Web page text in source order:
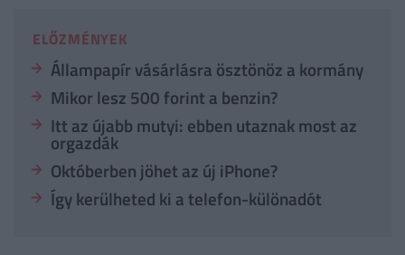
ELŐZMÉNYEK
Állampapír vásárlásra ösztönöz a kormány
Mikor lesz 500 forint a benzin?
Itt az újabb mutyi: ebben utaznak most az
orgazdák
Októberben jöhet az új iPhone?
Így kerülheted ki a telefon-különadót